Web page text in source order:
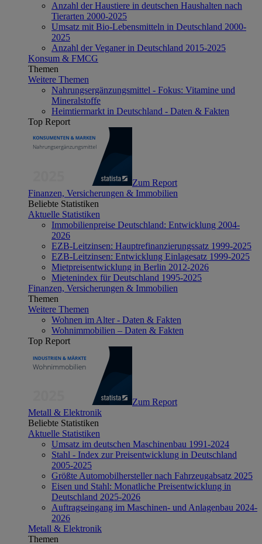
Anzahl der Haustiere in deutschen Haushalten nach
Tierarten 2000-2025
Umsatz mit Bio-Lebensmitteln in Deutschland 2000-
2025
Anzahl der Veganer in Deutschland 2015-2025
Konsum & FMCG
Themen
Weitere Themen
Nahrungsergänzungsmittel - Fokus: Vitamine und
Mineralstoffe
Heimtiermarkt in Deutschland - Daten & Fakten
Top Report
Zum Report
Finanzen, Versicherungen & Immobilien
Beliebte Statistiken
Aktuelle Statistiken
Immobilienpreise Deutschland: Entwicklung 2004-
2026
EZB-Leitzinsen: Hauptrefinanzierungssatz 1999-2025
EZB-Leitzinsen: Entwicklung Einlagesatz 1999-2025
Mietpreisentwicklung in Berlin 2012-2026
Mietenindex für Deutschland 1995-2025
Finanzen, Versicherungen & Immobilien
Themen
Weitere Themen
Wohnen im Alter - Daten & Fakten
Wohnimmobilien – Daten & Fakten
Top Report
Zum Report
Metall & Elektronik
Beliebte Statistiken
Aktuelle Statistiken
Umsatz im deutschen Maschinenbau 1991-2024
Stahl - Index zur Preisentwicklung in Deutschland
2005-2025
Größte Automobilhersteller nach Fahrzeugabsatz 2025
Eisen und Stahl: Monatliche Preisentwicklung in
Deutschland 2025-2026
Auftragseingang im Maschinen- und Anlagenbau 2024-
2026
Metall & Elektronik
Themen